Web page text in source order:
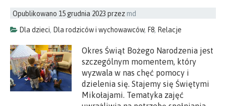
Opublikowano 15 grudnia 2023 przezmd
Dla dzieci, Dla rodziców i wychowawców, F8, Relacje
Okres Świąt Bożego Narodzenia jest
szczególnym momentem, który
wyzwala w nas chęć pomocy i
dzielenia się. Stajemy się Świętymi
Mikołajami. Tematyka zajęć